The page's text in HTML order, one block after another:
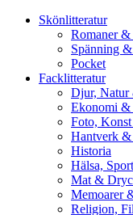
Skönlitteratur
Romaner
Spänning
Pocket
Facklitteratur
Djur, Natur
Ekonomi &
Foto,
Hantverk
Historia
Hälsa,
Mat &
Memoarer
Religion,